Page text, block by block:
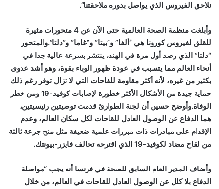
نلاحق الفيروس الذي يواصل بدوره ملاحقتنا”.
وأبلغت منظمة الصحة العالمية حتى الآن عن 4 متحورات مثيرة
للقلق لفيروس كورونا هي “ألفا” و”بيتا” و”غاما” و”دلتا”.والمتحور
“دلتا” الذي رصد أول مرة في الهند، ينتشر بسرعة عالية جدا في
أنحاء العالم مما يتسبب في عودة ظهور الوباء بقوة، وهو أشد عدوى
بكثير من غيره، لأنه أكثر مقاومة للقاحات التي لا تزال توفر رغم ذلك
حماية جيدة من الأشكال الأكثر خطورة لإصابات كوفيد-19 ومن خطر
الوفاة.وأوضح حسين أن لجنة الطوارئ قدمت توصيتين رئيسيتين،
هما الدفاع عن الوصول العادل للقاحات لكل سكان العالم، وعدم
الإقدام على مبادرات ذات مبررات علمية ضعيفة مثل منح جرعة ثالثة
من لقاح مضاد لكوفيد-19 الذي اقترحه تحالف فايزر-بيونتك.
وأضاف المدير العام السابق للصحة في فرنسا أنه يجب “مواصلة
الدفاع بلا كلل عن الوصول العادل للقاحات في العالم، من خلال